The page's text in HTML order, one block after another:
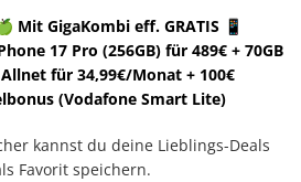
Mit GigaKombi eff. GRATIS 📱
17 Pro (256GB) für 489€ + 70GB
Allnet für 34,99€/Monat + 100€
(Vodafone Smart Lite)
kannst du deine Lieblings-Deals
Favorit speichern.